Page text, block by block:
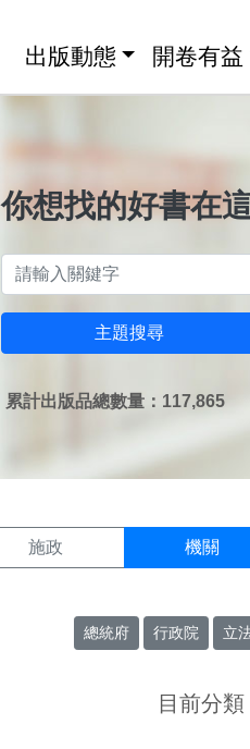
出版動態 開卷有益
你想找的好書在
主題搜尋
累計出版品總數量：117,865
施政 機關
總統府 行政院 立
目前分類